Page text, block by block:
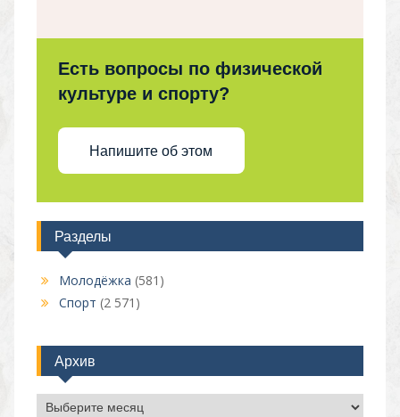
Есть вопросы по физической
культуре и спорту?
Напишите об этом
Разделы
Молодёжка (581)
Спорт (2 571)
Архив
Архив